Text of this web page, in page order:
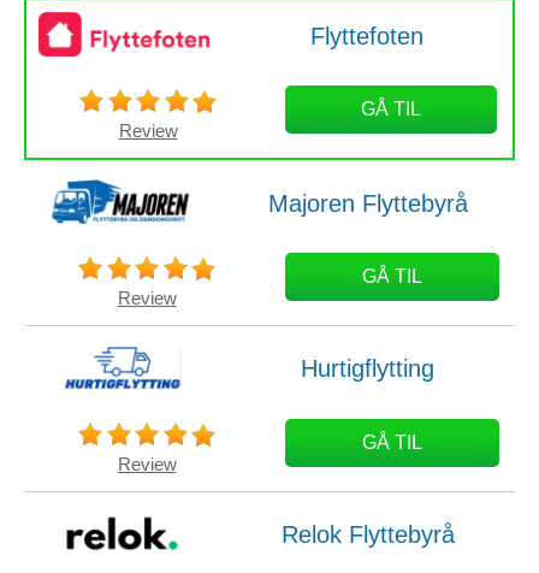
Flyttefoten
Review
GÅ TIL
Majoren Flyttebyrå
Review
GÅ TIL
Hurtigflytting
Review
GÅ TIL
Relok Flyttebyrå